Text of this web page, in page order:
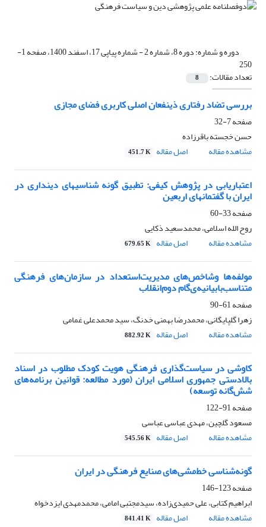
دوره و شماره: دوره 8، شماره 2 - شماره پیاپی 17، اسفند 1400، صفحه 1-
250
تعداد مقالات: 8
بررسی تضاد رفتاری ذینفعان اصلی کاربری فضای مجازی
صفحه7-32
حسن خجسته باقرزاده
مشاهده مقاله
اصل مقاله 451.7 K
اعتباریابی در پژوهش کیفی: تطبیق گونه‏ شناسی‏های دینداری در
ایران با گفتمان‏های اربعین
صفحه33-60
روح الله اسلامی، محمدسعید ذکایی
مشاهده مقاله
اصل مقاله 679.65 K
مولفه‌‌ها ‌و‌شاخص‌‌های مدیریت‌استعداد در سازمان‌‌های فرهنگی
متناسب‌با‌بیانیه‌ی‌گام دوم‌انقلاب
صفحه61-90
زهرا گلپایگانی، محمدرضا بهمنی خدنگ، سید محمدعلی غمامی
مشاهده مقاله
اصل مقاله 882.92 K
کاوشی در سیاست‌گذاری فرهنگی هویت کودک مطلوب در اسناد
بالادستی جمهوری اسلامی ایران (مورد مطالعه: قوانین برنامه‌های
شش‌گانه توسعه)
صفحه91-122
مسعود گلچین، مهدی عباسی عباسی
مشاهده مقاله
اصل مقاله 545.56 K
گونه‌شناسی خط‌مشی‌های صنایع فرهنگی در ایران
صفحه123-146
ابراهیم کتابی، علی حمیدی‌زاده، سیدمجتبی امامی، محمدمهدی ایزدخواه
مشاهده مقاله
اصل مقاله 841.41 K